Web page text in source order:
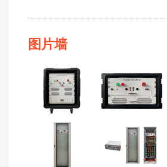
图片墙